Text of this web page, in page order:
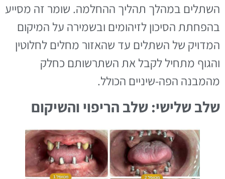
השתלים במהלך תהליך ההחלמה. שומר זה מסייע
בהפחתת הסיכון לזיהומים ובשמירה על המיקום
המדויק של השתלים עד שהאזור מחלים לחלוטין
והגוף מתחיל לקבל את השתרשותם כחלק
מהמבנה הפה-שיניים הכולל.
שלב שלישי: שלב הריפוי והשיקום